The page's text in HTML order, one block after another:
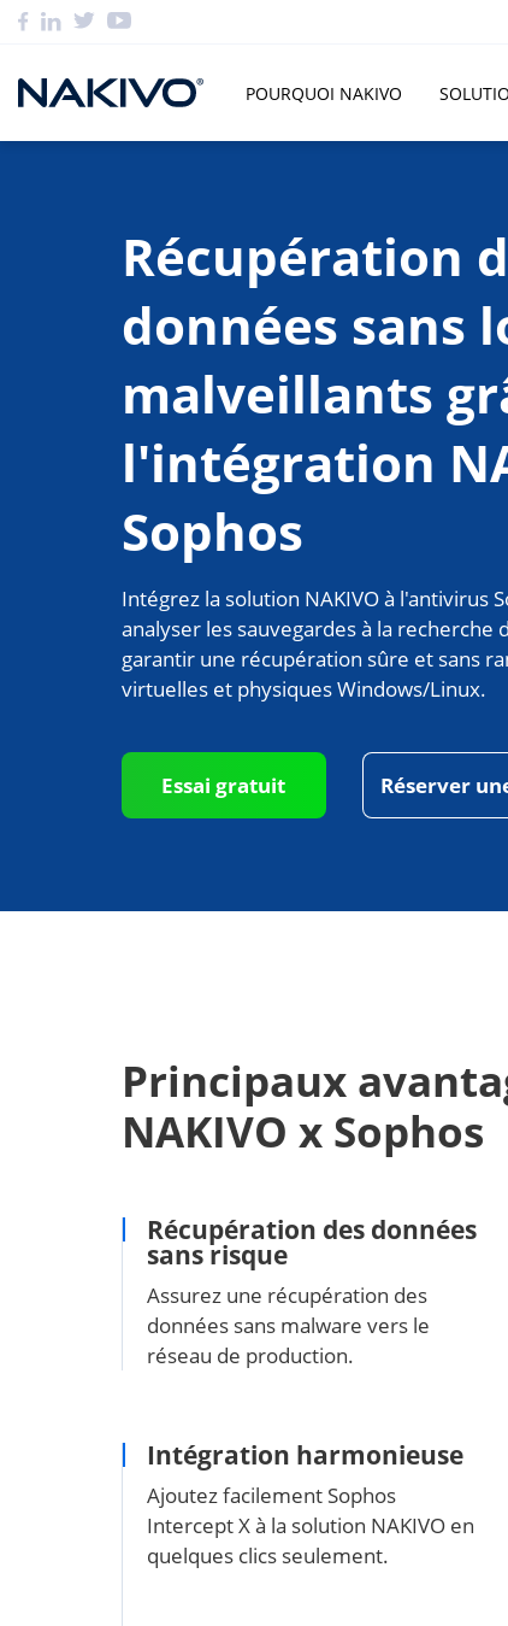
POURQUOI NAKIVO
Récupération
données sans
malveillants
l'intégration
Sophos
Intégrez la solution NAKIVO à l'antivirus
analyser les sauvegardes à la recherche
garantir une récupération sûre et sans
virtuelles et physiques Windows/Linux.
Essai gratuit Réserver
Principaux
NAKIVO x Sophos
Récupération des données
sans risque
Assurez une récupération des
données sans malware vers le
réseau de production.
Intégration harmonieuse
Ajoutez facilement Sophos
Intercept X à la solution NAKIVO en
quelques clics seulement.